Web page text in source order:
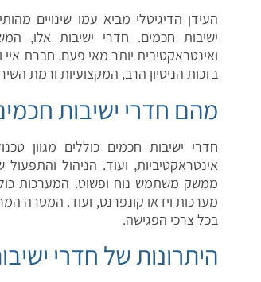
העידן הדיגיטלי מביא עמו שינויים
ישיבות חכמים. חדרי ישיבות אלו,
ואינטראקטיבית יותר מאי פעם. חברת
בזכות הניסיון הרב, המקצועיות ורמת
מהם חדרי ישיבות
חדרי ישיבות חכמים כוללים מגוון
אינטראקטיביות, ועוד. הניהול
ממשק משתמש נוח ופשוט. המערכות
מערכות וידאו קונפרנס, ועוד. המטרה
בכל צרכי הפגישה.
היתרונות של חדרי